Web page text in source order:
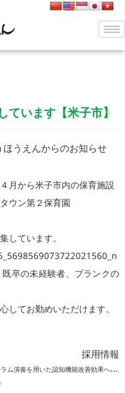
ています【米子市】
ほうえんからのお知らせ
月から米子市内の保育施設
ウン第２保育園
しています。
卒の未経験者、ブランクの
してお勤めいただけます。
採用情報
ド
ラム演奏を用いた認知機能改善効果への実証的研究について説明 －理化学研究所－